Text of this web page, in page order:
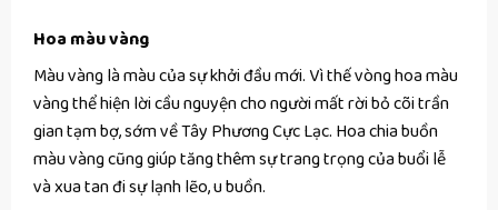
Hoa màu vàng
Màu vàng là màu của sự khởi đầu mới. Vì thế vòng hoa màu
vàng thể hiện lời cầu nguyện cho người mất rời bỏ cõi trần
gian tạm bợ, sớm về Tây Phương Cực Lạc. Hoa chia buồn
màu vàng cũng giúp tăng thêm sự trang trọng của buổi lễ
và xua tan đi sự lạnh lẽo, u buồn.